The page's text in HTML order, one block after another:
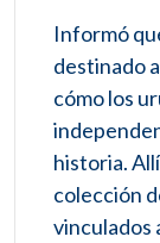
Informó
destinado
cómo los
historia.
colección
vinculados